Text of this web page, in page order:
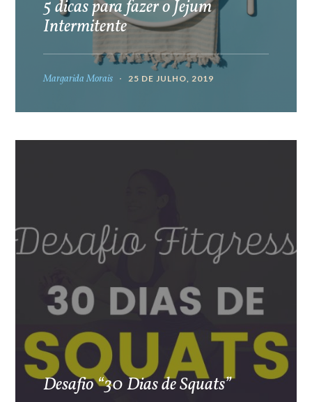
5 dicas para fazer o Jejum
Intermitente
Margarida Morais 25 DE JULHO, 2019
Desafio “30 Dias de Squats”